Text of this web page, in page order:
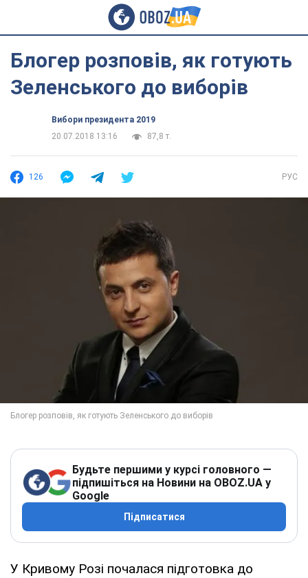
Блогер розповів, як готують
Зеленського до виборів
Вибори президента 2019
20.07.2018 13:16
87,8 т.
126 РУС
Будьте першими у курсі головного —
підпишіться на Новини на OBOZ.UA у
Google
Підписатися
У Кривому Розі почалася підготовка до